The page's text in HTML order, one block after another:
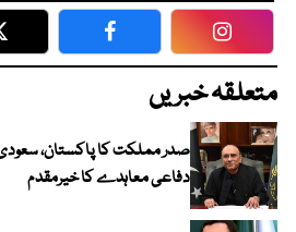
Twitter Facebook
متعلقہ خبریں
صدر مملکت کا پاکستان،
دفاعی معاہدے کا خیرمقدم